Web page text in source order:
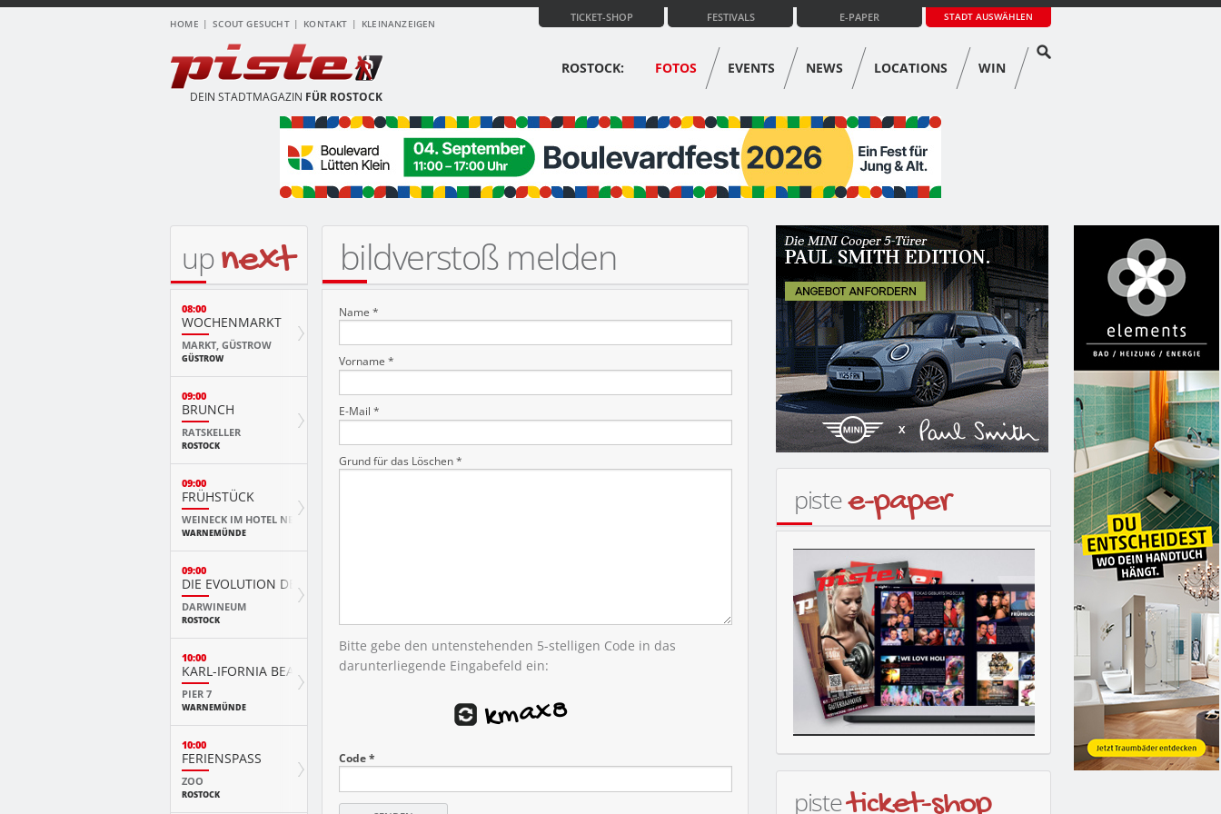
HOME SCOUT GESUCHT KONTAKT KLEINANZEIGEN
STADT AUSWÄHLEN
E-PAPER
FESTIVALS
TICKET-SHOP
DEIN STADTMAGAZIN FÜR ROSTOCK
ROSTOCK: FOTOS EVENTS NEWS LOCATIONS WIN
bildverstoß melden
Name *
Vorname *
E-Mail *
Grund für das Löschen *
Bitte gebe den untenstehenden 5-stelligen Code in das
darunterliegende Eingabefeld ein:
Code *
upnext
08:00
WOCHENMARKT
MARKT, GÜSTROW
GÜSTROW
09:00
BRUNCH
RATSKELLER
ROSTOCK
09:00
FRÜHSTÜCK
WEINECK IM HOTEL NEPTUN
WARNEMÜNDE
09:00
DIE EVOLUTION DER TIERE MIT PLAYMOBIL
DARWINEUM
ROSTOCK
10:00
KARL-IFORNIA BEACH SANDWELTEN
PIER 7
WARNEMÜNDE
10:00
FERIENSPASS
ZOO
ROSTOCK
pistee-paper
pisteticket-shop